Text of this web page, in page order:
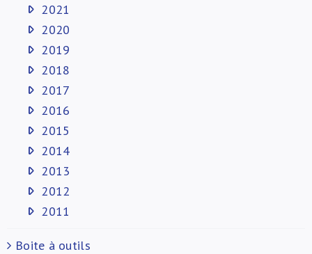
2021
2020
2019
2018
2017
2016
2015
2014
2013
2012
2011
Boite à outils